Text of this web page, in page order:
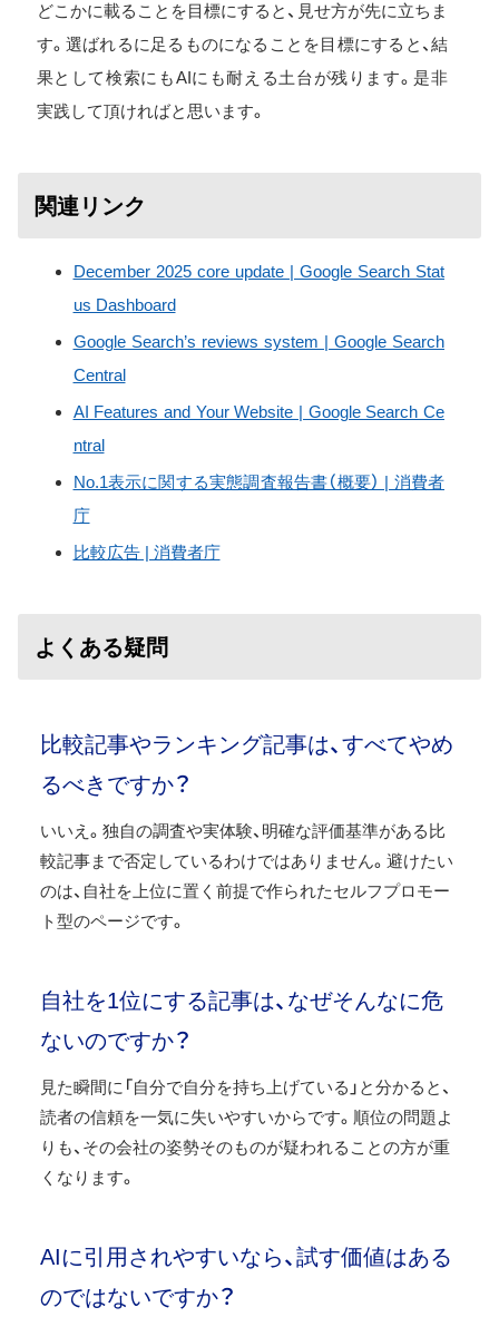
どこかに載ることを目標にすると、見せ方が先に立ちま
す。選ばれるに足るものになることを目標にすると、結
果として検索にもAIにも耐える土台が残ります。是非
実践して頂ければと思います。
関連リンク
December 2025 core update | Google Search Stat
us Dashboard
Google Search’s reviews system | Google Search
Central
AI Features and Your Website | Google Search Ce
ntral
No.1表示に関する実態調査報告書（概要） | 消費者
庁
比較広告 | 消費者庁
よくある疑問
比較記事やランキング記事は、すべてやめ
るべきですか？
いいえ。独自の調査や実体験、明確な評価基準がある比
較記事まで否定しているわけではありません。避けたい
のは、自社を上位に置く前提で作られたセルフプロモー
ト型のページです。
自社を1位にする記事は、なぜそんなに危
ないのですか？
見た瞬間に「自分で自分を持ち上げている」と分かると、
読者の信頼を一気に失いやすいからです。順位の問題よ
りも、その会社の姿勢そのものが疑われることの方が重
くなります。
AIに引用されやすいなら、試す価値はある
のではないですか？